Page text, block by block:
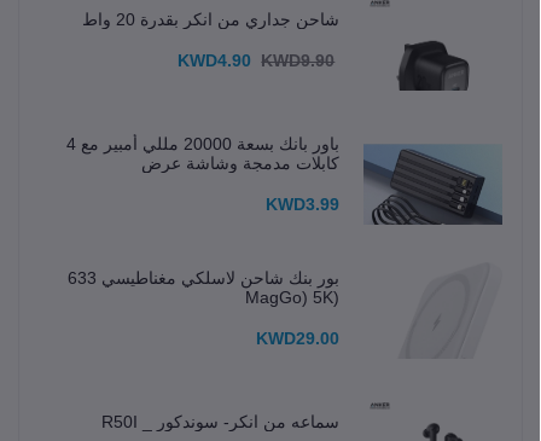
شاحن جداري من انكر بقدرة 20 واط
KWD4.90 KWD9.90
باور بانك بسعة 20000 مللي أمبير مع 4
كابلات مدمجة وشاشة عرض
KWD3.99
بور بنك شاحن لاسلكي مغناطيسي 633
(MagGo) 5K
KWD29.00
سماعه من انكر- سوندكور _ R50I